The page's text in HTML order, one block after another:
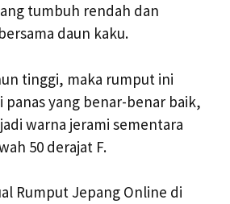
tumbuh rendah dan
daun kaku.
tinggi, maka rumput ini
panas yang benar-benar baik,
warna jerami sementara
50 derajat F.
Rumput Jepang Online di